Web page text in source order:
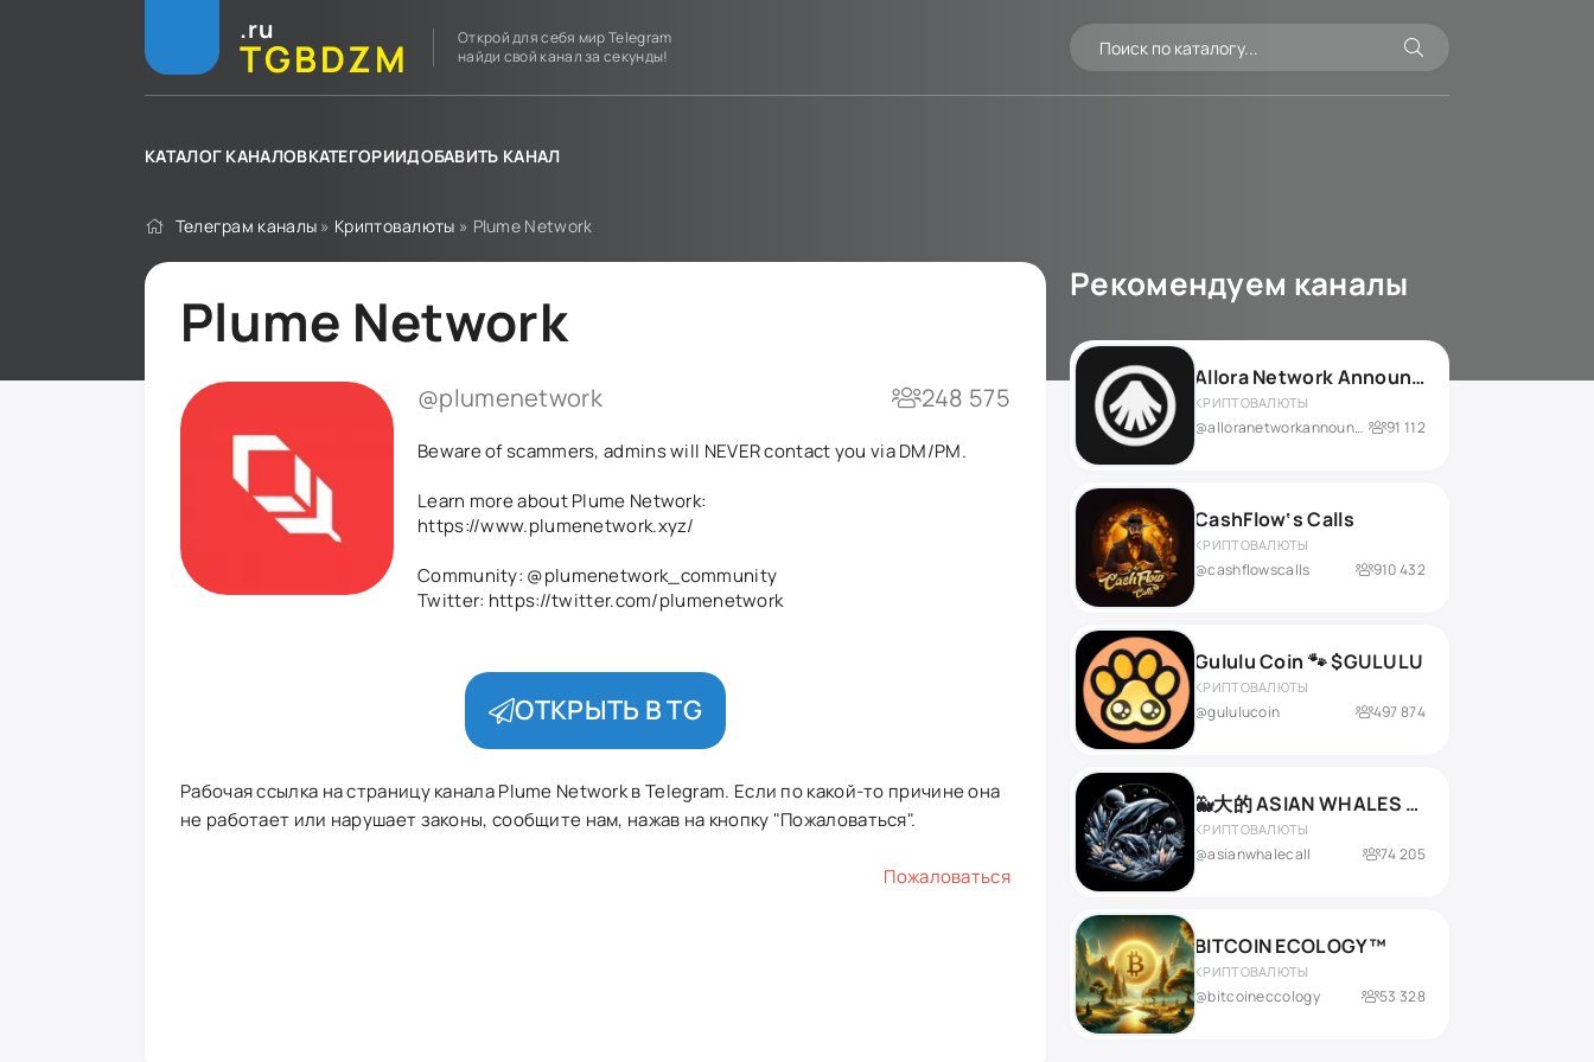
.ru
TGBDZM
Открой для себя мир Telegram
найди свой канал за секунды!
КАТАЛОГ КАНАЛОВКАТЕГОРИИДОБАВИТЬ КАНАЛ
Телеграм каналы » Криптовалюты » Plume Network
Plume Network
@plumenetwork 248 575
Beware of scammers, admins will NEVER contact you via DM/PM.
Learn more about Plume Network:
https://www.plumenetwork.xyz/
Community: @plumenetwork_community
Twitter: https://twitter.com/plumenetwork
ОТКРЫТЬ В TG
Рабочая ссылка на страницу канала Plume Network в Telegram. Если по какой-то причине она
не работает или нарушает законы, сообщите нам, нажав на кнопку "Пожаловаться".
Пожаловаться
Рекомендуем каналы
Allora Network Announcements
КРИПТОВАЛЮТЫ
@alloranetworkannouncements 91 112
CashFlow‘s Calls
КРИПТОВАЛЮТЫ
@cashflowscalls 910 432
Gululu Coin 🐾 $GULULU
КРИПТОВАЛЮТЫ
@gululucoin 497 874
🐳大的 ASIAN WHALES CALL中文🇨🇳
КРИПТОВАЛЮТЫ
@asianwhalecall 74 205
BITCOIN ECOLOGY™
КРИПТОВАЛЮТЫ
@bitcoineccology 53 328